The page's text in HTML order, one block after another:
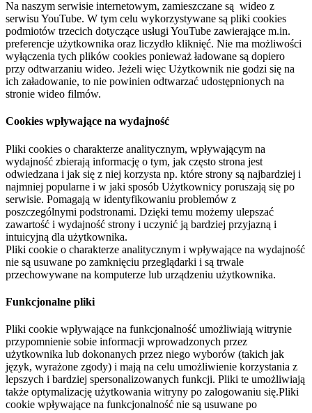
Na naszym serwisie internetowym, zamieszczane są wideo z
serwisu YouTube. W tym celu wykorzystywane są pliki cookies
podmiotów trzecich dotyczące usługi YouTube zawierające m.in.
preferencje użytkownika oraz liczydło kliknięć. Nie ma możliwości
wyłączenia tych plików cookies ponieważ ładowane są dopiero
przy odtwarzaniu wideo. Jeżeli więc Użytkownik nie godzi się na
ich załadowanie, to nie powinien odtwarzać udostępnionych na
stronie wideo filmów.
Cookies wpływające na wydajność
Pliki cookies o charakterze analitycznym, wpływającym na
wydajność zbierają informację o tym, jak często strona jest
odwiedzana i jak się z niej korzysta np. które strony są najbardziej i
najmniej popularne i w jaki sposób Użytkownicy poruszają się po
serwisie. Pomagają w identyfikowaniu problemów z
poszczególnymi podstronami. Dzięki temu możemy ulepszać
zawartość i wydajność strony i uczynić ją bardziej przyjazną i
intuicyjną dla użytkownika.
Pliki cookie o charakterze analitycznym i wpływające na wydajność
nie są usuwane po zamknięciu przeglądarki i są trwale
przechowywane na komputerze lub urządzeniu użytkownika.
Funkcjonalne pliki
Pliki cookie wpływające na funkcjonalność umożliwiają witrynie
przypomnienie sobie informacji wprowadzonych przez
użytkownika lub dokonanych przez niego wyborów (takich jak
język, wyrażone zgody) i mają na celu umożliwienie korzystania z
lepszych i bardziej spersonalizowanych funkcji. Pliki te umożliwiają
także optymalizację użytkowania witryny po zalogowaniu się.Pliki
cookie wpływające na funkcjonalność nie są usuwane po